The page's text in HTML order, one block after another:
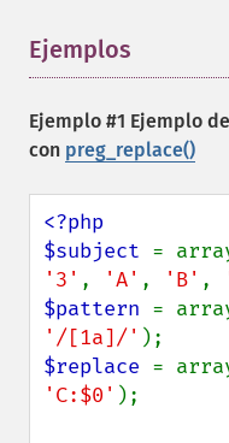
Ejemplos
Ejemplo #1 Ejemplo
con preg_replace()
<?php
$subject =
'3' , 'A' , 'B' ,
$pattern =
'/[1a]/'
$replace =
'C:$0' );